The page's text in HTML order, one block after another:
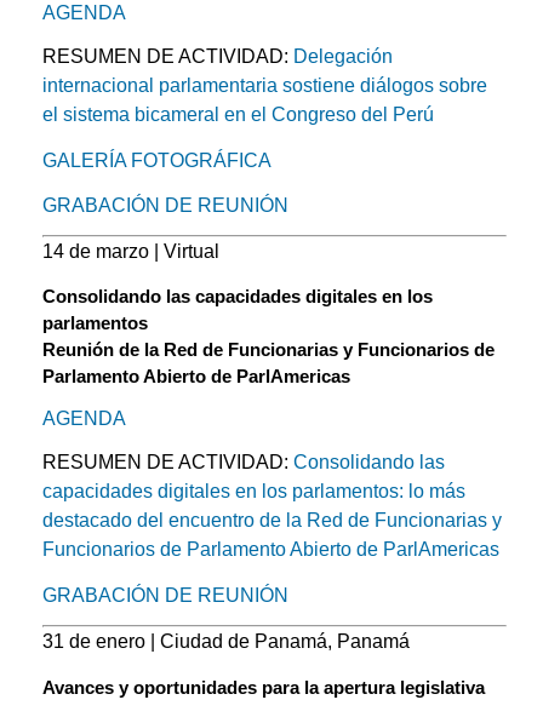
AGENDA
RESUMEN DE ACTIVIDAD: Delegación
internacional parlamentaria sostiene diálogos sobre
el sistema bicameral en el Congreso del Perú
GALERÍA FOTOGRÁFICA
GRABACIÓN DE REUNIÓN
14 de marzo | Virtual
Consolidando las capacidades digitales en los
parlamentos
Reunión de la Red de Funcionarias y Funcionarios de
Parlamento Abierto de ParlAmericas
AGENDA
RESUMEN DE ACTIVIDAD: Consolidando las
capacidades digitales en los parlamentos: lo más
destacado del encuentro de la Red de Funcionarias y
Funcionarios de Parlamento Abierto de ParlAmericas
GRABACIÓN DE REUNIÓN
31 de enero | Ciudad de Panamá, Panamá
Avances y oportunidades para la apertura legislativa